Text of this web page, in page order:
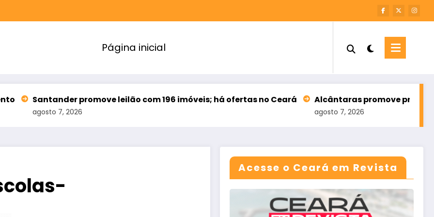
Página inicial
promove leilão com 196 imóveis; há ofertas no Ceará
7, 2026
Alcântaras promove primeira edição
agosto 7, 2026
Acesse o Ceará em Revista